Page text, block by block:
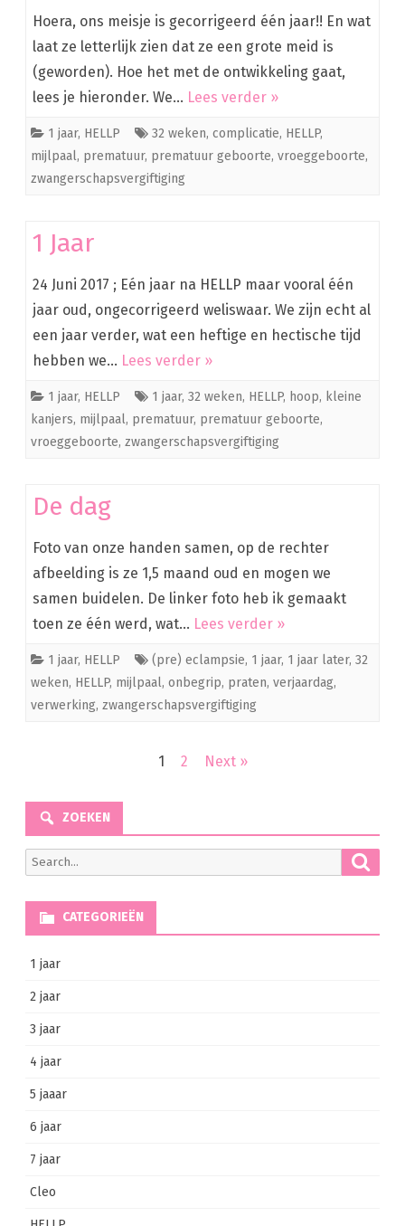
Hoera, ons meisje is gecorrigeerd één jaar!! En wat
laat ze letterlijk zien dat ze een grote meid is
(geworden). Hoe het met de ontwikkeling gaat,
lees je hieronder. We… Lees verder »
1 jaar, HELLP 32 weken, complicatie, HELLP,
mijlpaal, prematuur, prematuur geboorte, vroeggeboorte,
zwangerschapsvergiftiging
1 Jaar
24 Juni 2017 ; Eén jaar na HELLP maar vooral één
jaar oud, ongecorrigeerd weliswaar. We zijn echt al
een jaar verder, wat een heftige en hectische tijd
hebben we… Lees verder »
1 jaar, HELLP 1 jaar, 32 weken, HELLP, hoop, kleine
kanjers, mijlpaal, prematuur, prematuur geboorte,
vroeggeboorte, zwangerschapsvergiftiging
De dag
Foto van onze handen samen, op de rechter
afbeelding is ze 1,5 maand oud en mogen we
samen buidelen. De linker foto heb ik gemaakt
toen ze één werd, wat… Lees verder »
1 jaar, HELLP (pre) eclampsie, 1 jaar, 1 jaar later, 32
weken, HELLP, mijlpaal, onbegrip, praten, verjaardag,
verwerking, zwangerschapsvergiftiging
1 2 Next »
ZOEKEN
Search
for:
CATEGORIEËN
1 jaar
2 jaar
3 jaar
4 jaar
5 jaaar
6 jaar
7 jaar
Cleo